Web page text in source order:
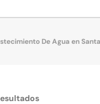
De Agua en